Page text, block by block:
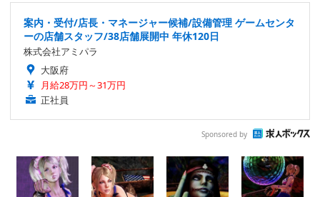
案内・受付/店長・マネージャー候補/設備管理 ゲームセンタ
ーの店舗スタッフ/38店舗展開中 年休120日
株式会社アミパラ
大阪府
月給28万円～31万円
正社員
Sponsored by